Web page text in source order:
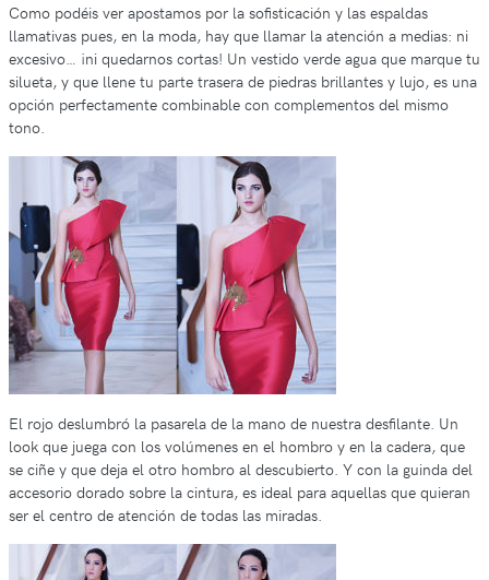
Como podéis ver apostamos por la sofisticación y las espaldas
llamativas pues, en la moda, hay que llamar la atención a medias: ni
excesivo… ¡ni quedarnos cortas! Un vestido verde agua que marque tu
silueta, y que llene tu parte trasera de piedras brillantes y lujo, es una
opción perfectamente combinable con complementos del mismo
tono.
El rojo deslumbró la pasarela de la mano de nuestra desfilante. Un
look que juega con los volúmenes en el hombro y en la cadera, que
se ciñe y que deja el otro hombro al descubierto. Y con la guinda del
accesorio dorado sobre la cintura, es ideal para aquellas que quieran
ser el centro de atención de todas las miradas.